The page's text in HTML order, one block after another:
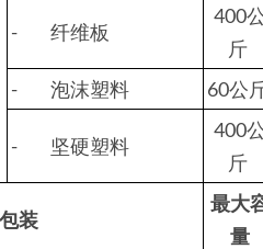
- 纤维板
400
斤
- 泡沫塑料
60公
- 坚硬塑料
400
斤
装
最大
量